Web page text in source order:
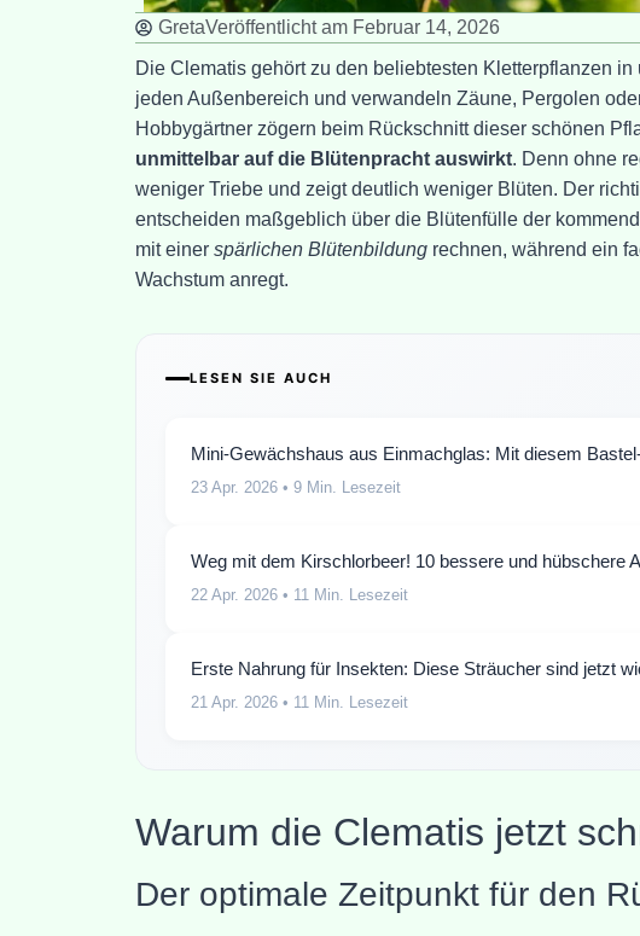
GretaVeröffentlicht am Februar 14, 2026
Die Clematis gehört zu den beliebtesten Kletterpflanzen
jeden Außenbereich und verwandeln Zäune, Pergolen
Hobbygärtner zögern beim Rückschnitt dieser schönen
unmittelbar auf die Blütenpracht auswirkt. Denn ohne
weniger Triebe und zeigt deutlich weniger Blüten. Der
entscheiden maßgeblich über die Blütenfülle der
mit einer spärlichen Blütenbildung rechnen, während ein
Wachstum anregt.
LESEN SIE AUCH
Mini-Gewächshaus aus Einmachglas: Mit diesem
23 Apr. 2026 • 9 Min. Lesezeit
Weg mit dem Kirschlorbeer! 10 bessere und hübschere
22 Apr. 2026 • 11 Min. Lesezeit
Erste Nahrung für Insekten: Diese Sträucher sind jetzt
21 Apr. 2026 • 11 Min. Lesezeit
Warum die Clematis jetzt
Der optimale Zeitpunkt für den